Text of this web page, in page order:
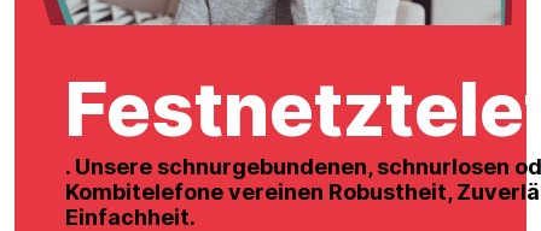
. Unsere schnurgebundenen, schnurlosen
Kombitelefone vereinen Robustheit,
Einfachheit.